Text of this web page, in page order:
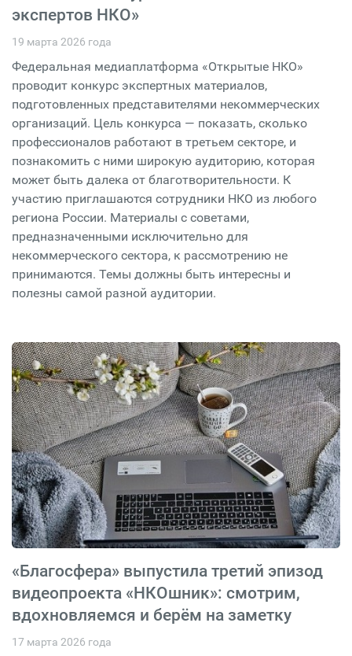
экспертов НКО»
19 марта 2026 года
Федеральная медиаплатформа «Открытые НКО»
проводит конкурс экспертных материалов,
подготовленных представителями некоммерческих
организаций. Цель конкурса — показать, сколько
профессионалов работают в третьем секторе, и
познакомить с ними широкую аудиторию, которая
может быть далека от благотворительности. К
участию приглашаются сотрудники НКО из любого
региона России. Материалы с советами,
предназначенными исключительно для
некоммерческого сектора, к рассмотрению не
принимаются. Темы должны быть интересны и
полезны самой разной аудитории.
«Благосфера» выпустила третий эпизод
видеопроекта «НКОшник»: смотрим,
вдохновляемся и берём на заметку
17 марта 2026 года